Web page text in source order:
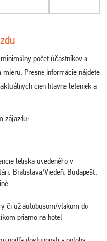
počet účastníkov a
Presné informácie nájdete
cien hlavne leteniek a
zájazdu:
letiska uvedeného v
Bratislava/Viedeň, Budapešť,
či už autobusom/vlakom do
priamo na hotel